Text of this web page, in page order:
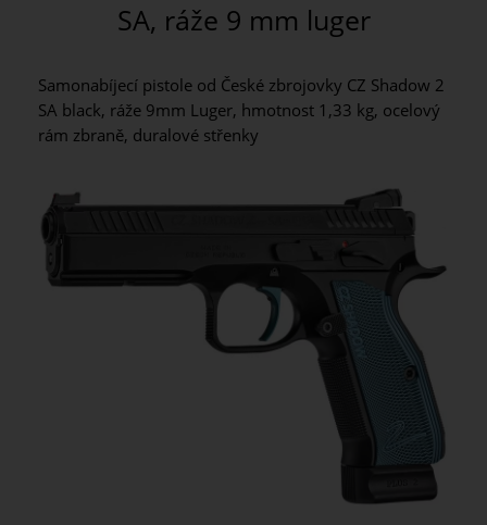
SA, ráže 9 mm luger
Samonabíjecí pistole od České zbrojovky CZ Shadow 2
SA black, ráže 9mm Luger, hmotnost 1,33 kg, ocelový
rám zbraně, duralové střenky